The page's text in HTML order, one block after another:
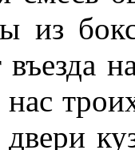
из